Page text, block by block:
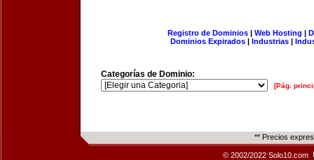
Registro de Dominios| Web Hosting |
Dominios Expirados | Industrias |
Categorías de Dominio:
[Pág.
** Precios
© 2002/2022 Solo10.com